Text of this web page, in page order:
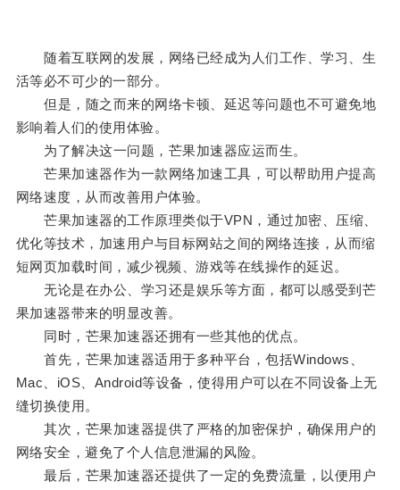
随着互联网的发展，网络已经成为人们工作、学习、生
活等必不可少的一部分。
但是，随之而来的网络卡顿、延迟等问题也不可避免地
影响着人们的使用体验。
为了解决这一问题，芒果加速器应运而生。
芒果加速器作为一款网络加速工具，可以帮助用户提高
网络速度，从而改善用户体验。
芒果加速器的工作原理类似于VPN，通过加密、压缩、
优化等技术，加速用户与目标网站之间的网络连接，从而缩
短网页加载时间，减少视频、游戏等在线操作的延迟。
无论是在办公、学习还是娱乐等方面，都可以感受到芒
果加速器带来的明显改善。
同时，芒果加速器还拥有一些其他的优点。
首先，芒果加速器适用于多种平台，包括Windows、
Mac、iOS、Android等设备，使得用户可以在不同设备上无
缝切换使用。
其次，芒果加速器提供了严格的加密保护，确保用户的
网络安全，避免了个人信息泄漏的风险。
最后，芒果加速器还提供了一定的免费流量，以便用户